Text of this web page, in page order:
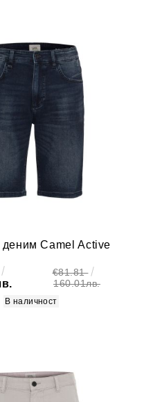
32
33
34
36
38
40
42
44
Camel Active
€81.81
160.01лв.
В наличност